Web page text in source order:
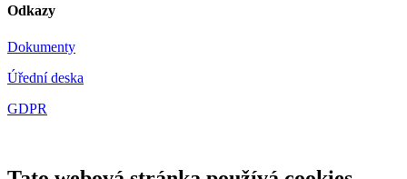
Odkazy
Dokumenty
Úřední deska
GDPR